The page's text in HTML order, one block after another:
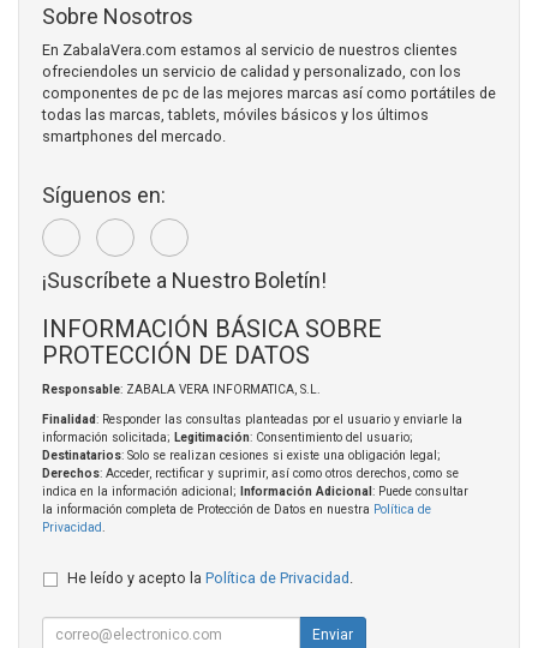
Sobre Nosotros
En ZabalaVera.com estamos al servicio de nuestros clientes
ofreciendoles un servicio de calidad y personalizado, con los
componentes de pc de las mejores marcas así como portátiles de
todas las marcas, tablets, móviles básicos y los últimos
smartphones del mercado.
Síguenos en:
¡Suscríbete a Nuestro Boletín!
INFORMACIÓN BÁSICA SOBRE
PROTECCIÓN DE DATOS
Responsable: ZABALA VERA INFORMATICA, S.L.
Finalidad: Responder las consultas planteadas por el usuario y enviarle la
información solicitada; Legitimación: Consentimiento del usuario;
Destinatarios: Solo se realizan cesiones si existe una obligación legal;
Derechos: Acceder, rectificar y suprimir, así como otros derechos, como se
indica en la información adicional;
Información Adicional : Puede consultar
la información completa de Protección de Datos en nuestra Política de
Privacidad
He leído y acepto la Política de Privacidad
Enviar